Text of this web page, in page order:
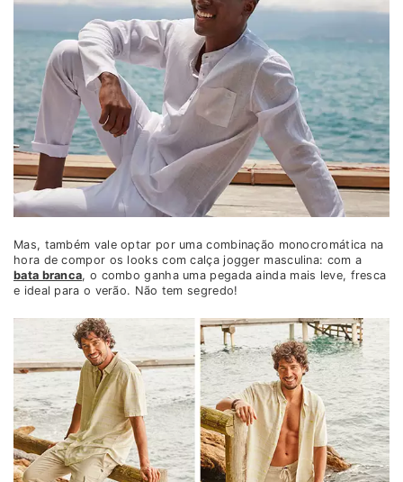
Mas, também vale optar por uma combinação monocromática na
hora de compor os looks com calça jogger masculina: com a
bata branca, o combo ganha uma pegada ainda mais leve, fresca
e ideal para o verão. Não tem segredo!